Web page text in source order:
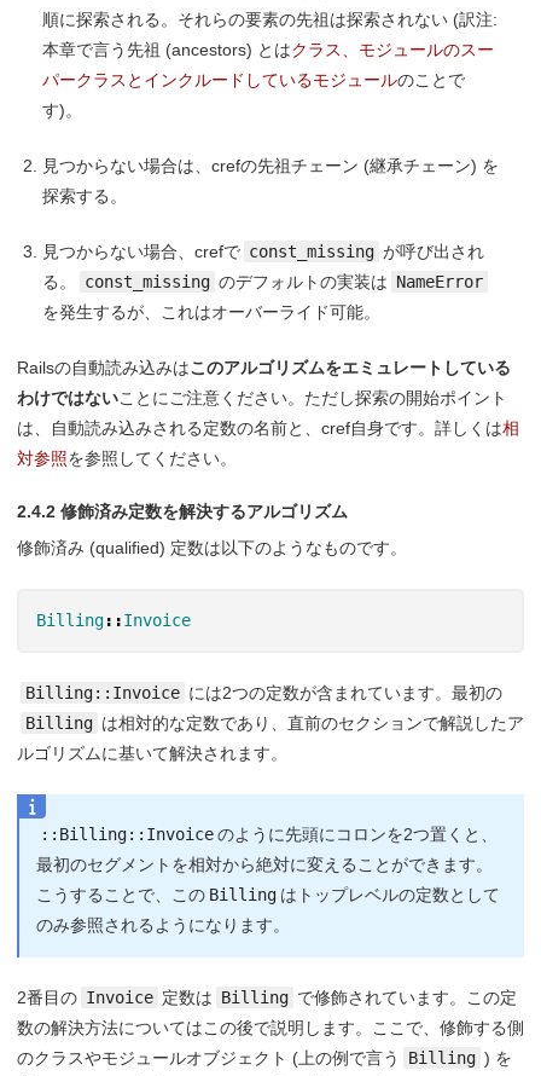
順に探索される。それらの要素の先祖は探索されない (訳注:
本章で言う先祖 (ancestors) とはクラス、モジュールのスー
パークラスとインクルードしているモジュールのことで
す)。
見つからない場合は、crefの先祖チェーン (継承チェーン) を
探索する。
見つからない場合、crefで const_missing が呼び出され
る。
const_missing のデフォルトの実装は NameError
を発生するが、これはオーバーライド可能。
Railsの自動読み込みはこのアルゴリズムをエミュレートしている
わけではないことにご注意ください。ただし探索の開始ポイント
は、自動読み込みされる定数の名前と、cref自身です。詳しくは相
対参照を参照してください。
2.4.2 修飾済み定数を解決するアルゴリズム
修飾済み (qualified) 定数は以下のようなものです。
Billing::Invoice
Billing::Invoice には2つの定数が含まれています。最初の
Billing は相対的な定数であり、直前のセクションで解説したア
ルゴリズムに基いて解決されます。
::Billing::Invoice のように先頭にコロンを2つ置くと、
最初のセグメントを相対から絶対に変えることができます。
こうすることで、この Billing はトップレベルの定数として
のみ参照されるようになります。
2番目の Invoice 定数は Billing で修飾されています。この定
数の解決方法についてはこの後で説明します。ここで、修飾する側
のクラスやモジュールオブジェクト (上の例で言う
Billing ) を